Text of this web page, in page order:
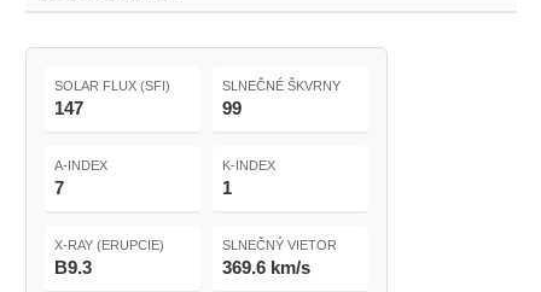
SOLAR FLUX (SFI)
147
SLNEČNÉ ŠKVRNY
99
A-INDEX
7
K-INDEX
1
X-RAY (ERUPCIE)
B9.3
SLNEČNÝ VIETOR
369.6 km/s